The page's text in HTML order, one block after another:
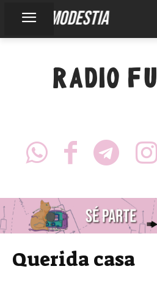
falsa modestia
RADIO
Querida casa